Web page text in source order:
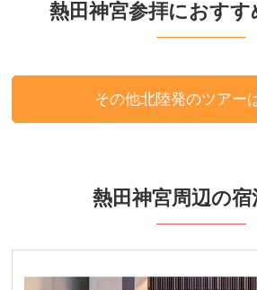
北海道発
北陸発
九州発
周辺の宿泊施設
熱田神宮参拝におす
その他北陸発のツアー
熱田神宮周辺の宿